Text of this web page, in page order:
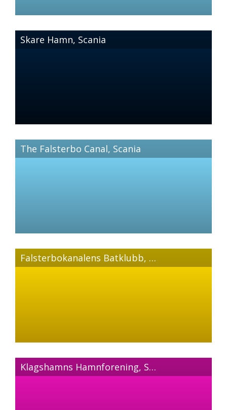
sabor. Los más valorados lugares cuentan con nombres
Bonans Café, Restaurang Glada Ankan, Brod Och Vanner,
Bantorget 9 y Ambiance a Vindakra. Disfrute de unas
Skare Hamn, Scania
The Falsterbo Canal, Scania
Falsterbokanalens Batklubb, Scania
Klagshamns Hamnforening, Scania